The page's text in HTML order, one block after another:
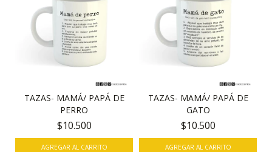
TAZAS- MAMÁ/ PAPÁ DE
PERRO
$10.500
AGREGAR AL CARRITO
TAZAS- MAMÁ/ PAPÁ DE
GATO
$10.500
AGREGAR AL CARRITO